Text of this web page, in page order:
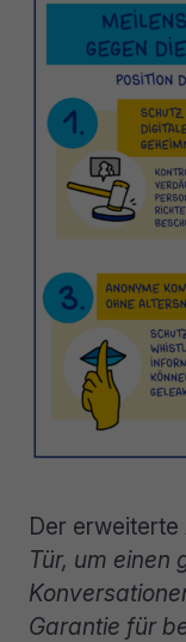
Der erweiterte
Tür, um einen
Garantie für